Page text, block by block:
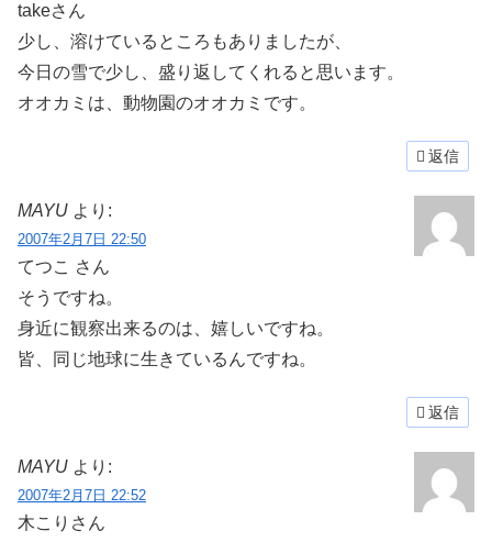
takeさん
少し、溶けているところもありましたが、
今日の雪で少し、盛り返してくれると思います。
オオカミは、動物園のオオカミです。
返信
MAYU より:
2007年2月7日 22:50
てつこ さん
そうですね。
身近に観察出来るのは、嬉しいですね。
皆、同じ地球に生きているんですね。
返信
MAYU より:
2007年2月7日 22:52
木こりさん